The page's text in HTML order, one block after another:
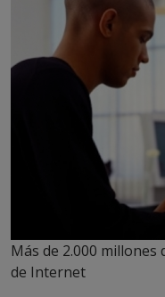
Más de 2.000
de Internet